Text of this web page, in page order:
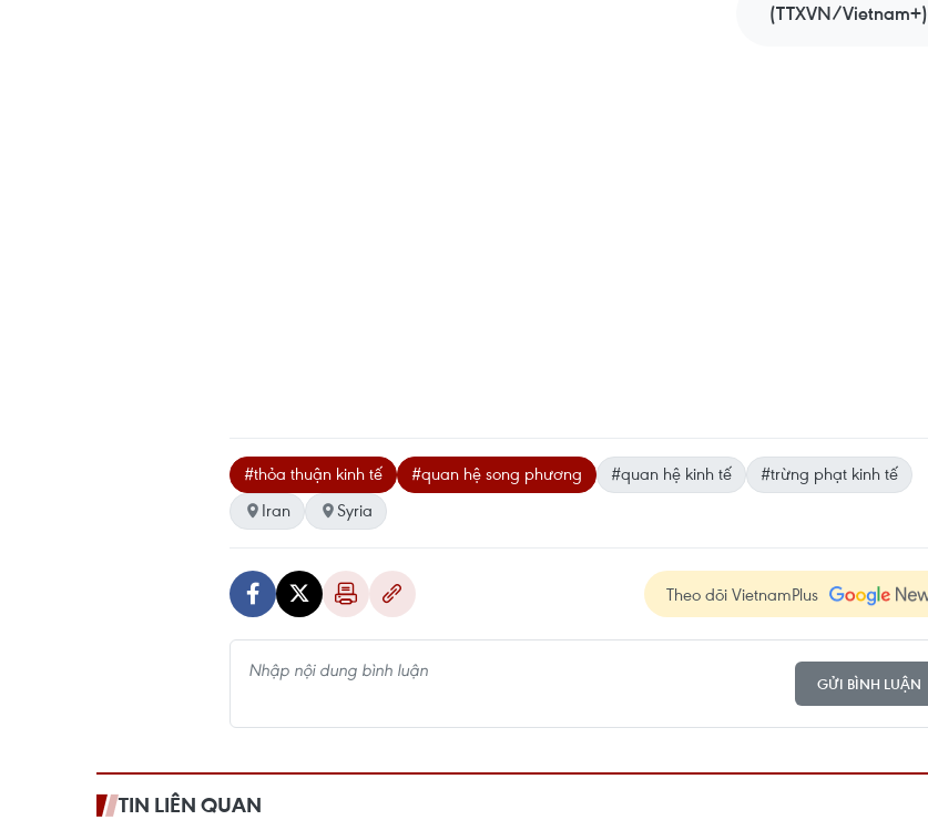
(TTXVN/Vietnam+)
#thỏa thuận kinh tế #quan hệ song phương #quan hệ kinh tế
#trừng phạt kinh tế
Iran
Syria
Theo dõi VietnamPlus
GỬI BÌNH LUẬN
TIN LIÊN QUAN